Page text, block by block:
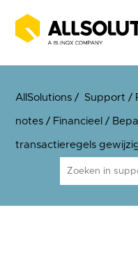
AllSolutions / Support/
notes / Financieel /
transactieregels